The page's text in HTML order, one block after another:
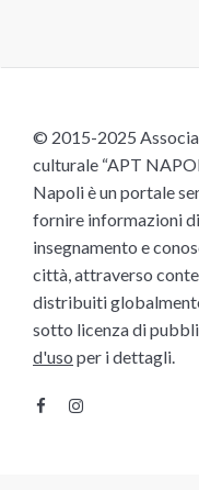
© 2015-2025
culturale “APT
Napoli è un portale
fornire informazioni
insegnamento e
città, attraverso
distribuiti
sotto licenza di
d'uso per i dettagli.